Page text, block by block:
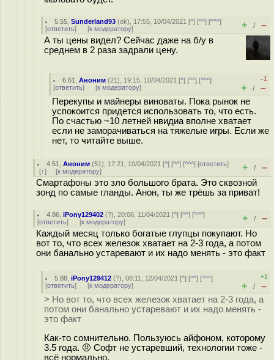
5.55 ,Sunderland93 (ok), 17:55, 10/04/2021 [^] [^^] [^^^]
[ответить] [к модератору] + / –
А ты цены видел? Сейчас даже на б/у в
среднем в 2 раза задрали цену.
6.61 ,Аноним (21), 19:15, 10/04/2021 [^] [^^] [^^^]
[ответить] [к модератору]
–1
+ / –
Перекупы и майнеры виноваты. Пока рынок не
успокоится придется использовать то, что есть.
По счастью ~10 летней нвидиа вполне хватает
если не заморачиваться на тяжелые игры. Если же
нет, то читайте выше.
4.51 ,Аноним (51), 17:21, 10/04/2021 [^] [^^] [^^^] [ответить]
[↑] [к модератору] + / –
Смартафоны это зло большого брата. Это сквозной
зонд по самые гланды. Анон, ты же трёшь за приват!
4.86 ,iPony129402 (?), 20:06, 11/04/2021 [^] [^^] [^^^]
[ответить] [к модератору] + / –
Каждый месяц только богатые глупцы покупают. Но
вот то, что всех железок хватает на 2-3 года, а потом
они банально устаревают и их надо менять - это факт
5.88 ,iPony129412 (?), 08:11, 12/04/2021 [^] [^^] [^^^]
[ответить] [к модератору]
+1
+ / –
> Но вот то, что всех железок хватает на 2-3 года, а
потом они банально устаревают и их надо менять -
это факт
Как-то сомнительно. Пользуюсь айфоном, которому
3.5 года. 🤨 Софт не устаревший, технологии тоже -
всё нормально.